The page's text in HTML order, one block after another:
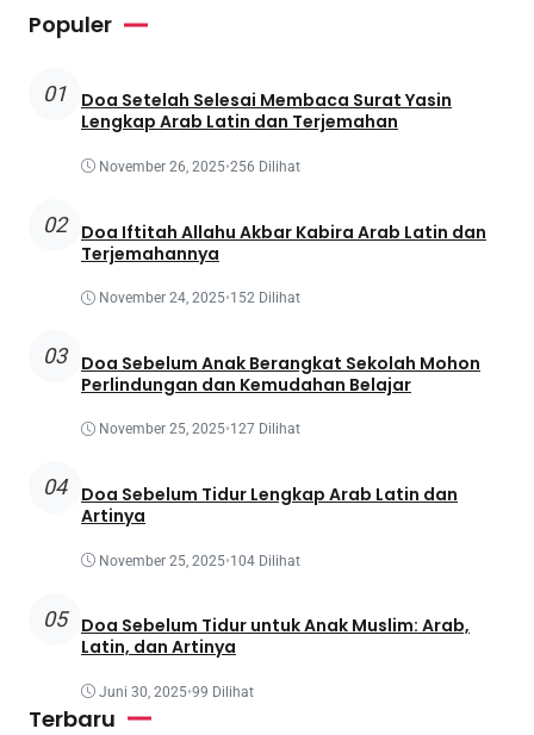
Populer
01
Doa Setelah Selesai Membaca Surat Yasin
Lengkap Arab Latin dan Terjemahan
November 26, 2025•256 Dilihat
02
Doa Iftitah Allahu Akbar Kabira Arab Latin dan
Terjemahannya
November 24, 2025•152 Dilihat
03
Doa Sebelum Anak Berangkat Sekolah Mohon
Perlindungan dan Kemudahan Belajar
November 25, 2025•127 Dilihat
04
Doa Sebelum Tidur Lengkap Arab Latin dan
Artinya
November 25, 2025•104 Dilihat
05
Doa Sebelum Tidur untuk Anak Muslim: Arab,
Latin, dan Artinya
Juni 30, 2025•99 Dilihat
Terbaru